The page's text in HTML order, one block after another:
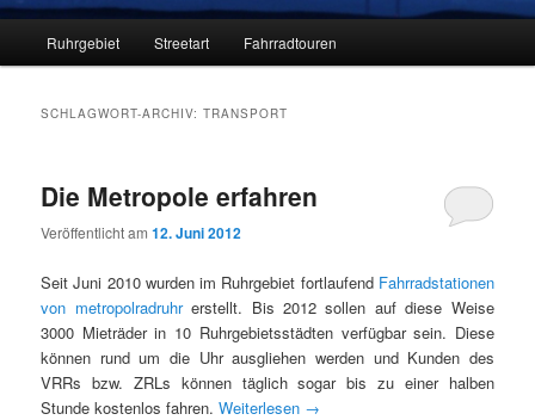
Ruhrgebiet Streetart Fahrradtouren
SCHLAGWORT-ARCHIV:TRANSPORT
Die Metropole erfahren
Veröffentlicht am12. Juni 2012
Seit Juni 2010 wurden im Ruhrgebiet fortlaufend Fahrradstationen
von metropolradruhrerstellt. Bis 2012 sollen auf diese Weise
3000 Mieträder in 10 Ruhrgebietsstädten verfügbar sein. Diese
können rund um die Uhr ausgliehen werden und Kunden des
VRRs bzw. ZRLs können täglich sogar bis zu einer halben
Stunde kostenlos fahren.Weiterlesen →